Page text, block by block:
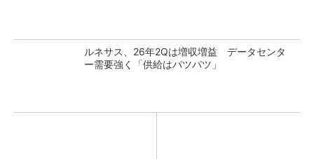
ルネサス、26年2Qは増収増益 データセンタ
ー需要強く「供給はパツパツ」